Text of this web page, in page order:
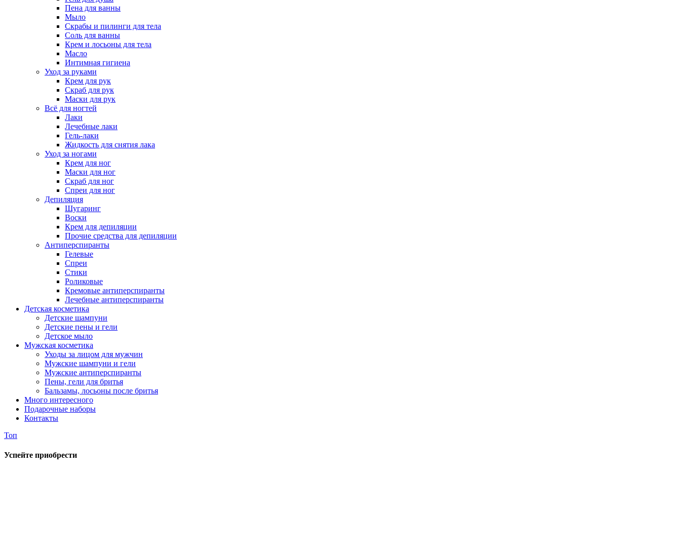
Пена для ванны
Мыло
Скрабы и пилинги для тела
Соль для ванны
Крем и лосьоны для тела
Масло
Интимная гигиена
Уход за руками
Крем для рук
Скраб для рук
Маски для рук
Всё для ногтей
Лаки
Лечебные лаки
Гель-лаки
Жидкость для снятия лака
Уход за ногами
Крем для ног
Маски для ног
Скраб для ног
Спреи для ног
Депиляция
Шугаринг
Воски
Крем для депиляции
Прочие средства для депиляции
Антиперспиранты
Гелевые
Спреи
Стики
Роликовые
Кремовые антиперспиранты
Лечебные антиперспиранты
Детская косметика
Детские шампуни
Детские пены и гели
Детское мыло
Мужская косметика
Уходы за лицом для мужчин
Мужские шампуни и гели
Мужские антиперспиранты
Пены, гели для бритья
Бальзамы, лосьоны после бритья
Много интересного
Подарочные наборы
Контакты
Топ
Успейте приобрести